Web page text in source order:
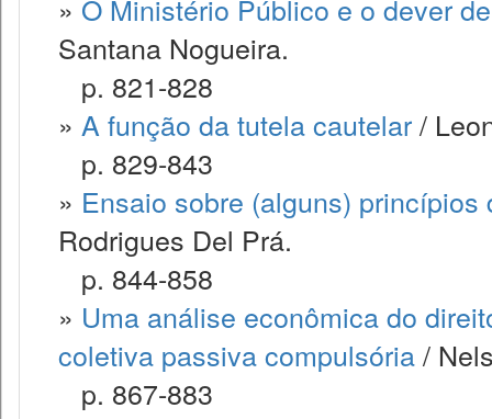
» O Ministério Público e o dever
Santana Nogueira.
p. 821-828
» A função da tutela cautelar/
p. 829-843
» Ensaio sobre (alguns)
Rodrigues Del Prá.
p. 844-858
» Uma análise econômica do
coletiva passiva compulsória/
p. 867-883